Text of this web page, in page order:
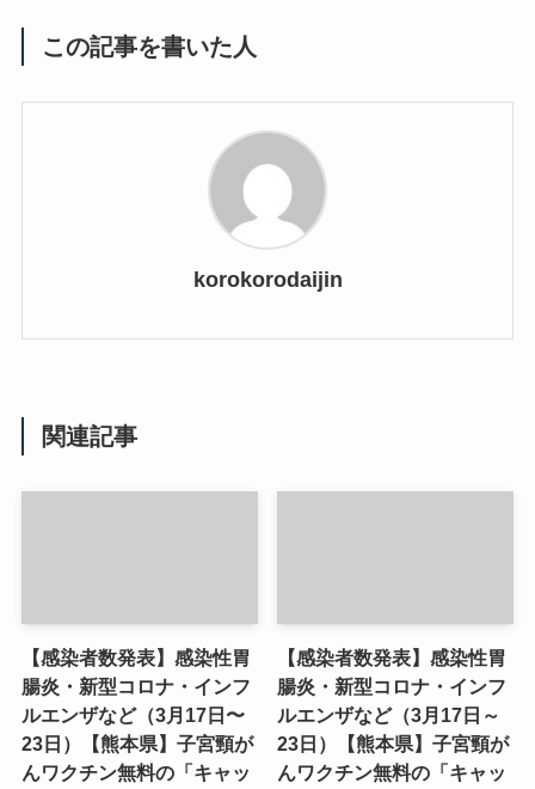
この記事を書いた人
korokorodaijin
関連記事
【感染者数発表】感染性胃
腸炎・新型コロナ・インフ
ルエンザなど（3月17日〜
23日）【熊本県】子宮頸が
んワクチン無料の「キャッ
【感染者数発表】感染性胃
腸炎・新型コロナ・インフ
ルエンザなど（3月17日～
23日）【熊本県】子宮頸が
んワクチン無料の「キャッ